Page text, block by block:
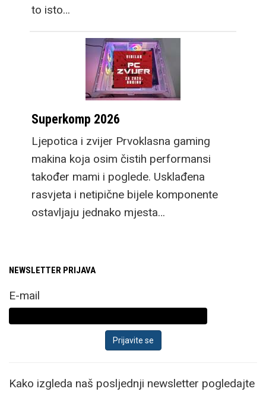
to isto…
Superkomp 2026
Ljepotica i zvijer Prvoklasna gaming
makina koja osim čistih performansi
također mami i poglede. Usklađena
rasvjeta i netipične bijele komponente
ostavljaju jednako mjesta…
NEWSLETTER PRIJAVA
E-mail
Kako izgleda naš posljednji newsletter pogledajte